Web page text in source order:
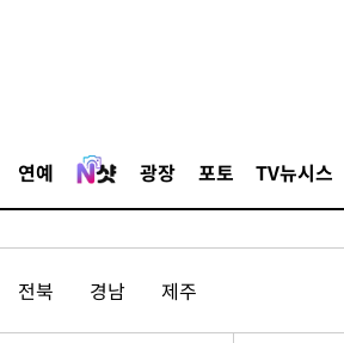
연예 광장 포토 TV뉴시스
전북 경남 제주